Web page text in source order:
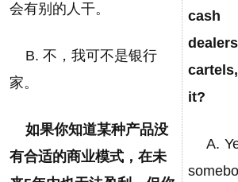
会有别的人干。
B. 不，我可不是银行
家。
如果你知道某种产品没
有合适的商业模式，在未
cash
it?
A.